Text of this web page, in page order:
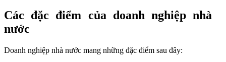
Các đặc điểm của doanh nghiệp nhà
nước
Doanh nghiệp nhà nước mang những đặc điểm sau đây: